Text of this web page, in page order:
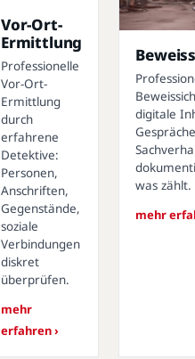
Vor-Ort-
Ermittlung
Professionelle
Vor-Ort-
Ermittlung
durch
erfahrene
Detektive:
Personen,
Anschriften,
Gegenstände,
soziale
Verbindungen
diskret
überprüfen.
mehr
erfahren ›
digitale
was zählt.
mehr